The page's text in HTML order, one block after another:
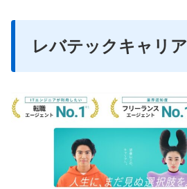
レバテックキャリア